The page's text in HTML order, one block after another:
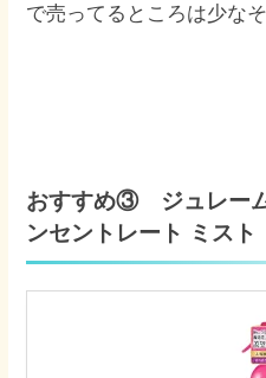
で売ってるところは少なそ
おすすめ③ ジュレー
ンセントレート ミスト